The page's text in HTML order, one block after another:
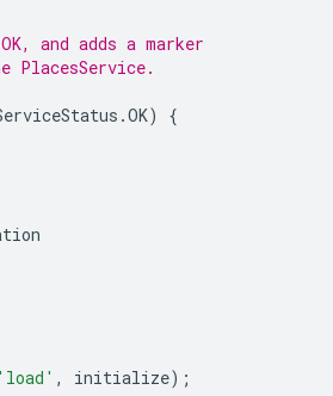
and adds a marker
PlacesService.
.OK)
{
'load' , initialize);